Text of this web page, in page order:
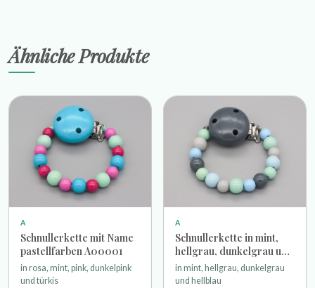
Ähnliche Produkte
A
Schnullerkette mit Name
pastellfarben A00001
in rosa, mint, pink, dunkelpink
und türkis
A
Schnullerkette in mint,
hellgrau, dunkelgrau und
hellblau
in mint, hellgrau, dunkelgrau
und hellblau